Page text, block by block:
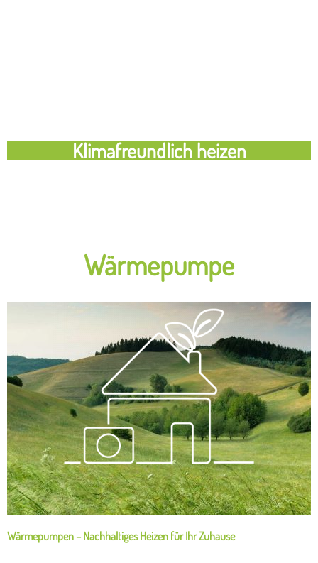
Klimafreundlich heizen
Wärmepumpe
Wärmepumpen – Nachhaltiges Heizen für Ihr Zuhause